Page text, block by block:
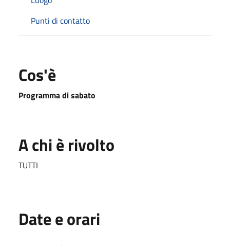
Punti di contatto
Cos'è
Programma di sabato
A chi è rivolto
TUTTI
Date e orari